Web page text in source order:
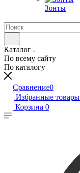
Зонты
Каталог
По всему сайту
По каталогу
Сравнение0
Избранные товары
Корзина 0